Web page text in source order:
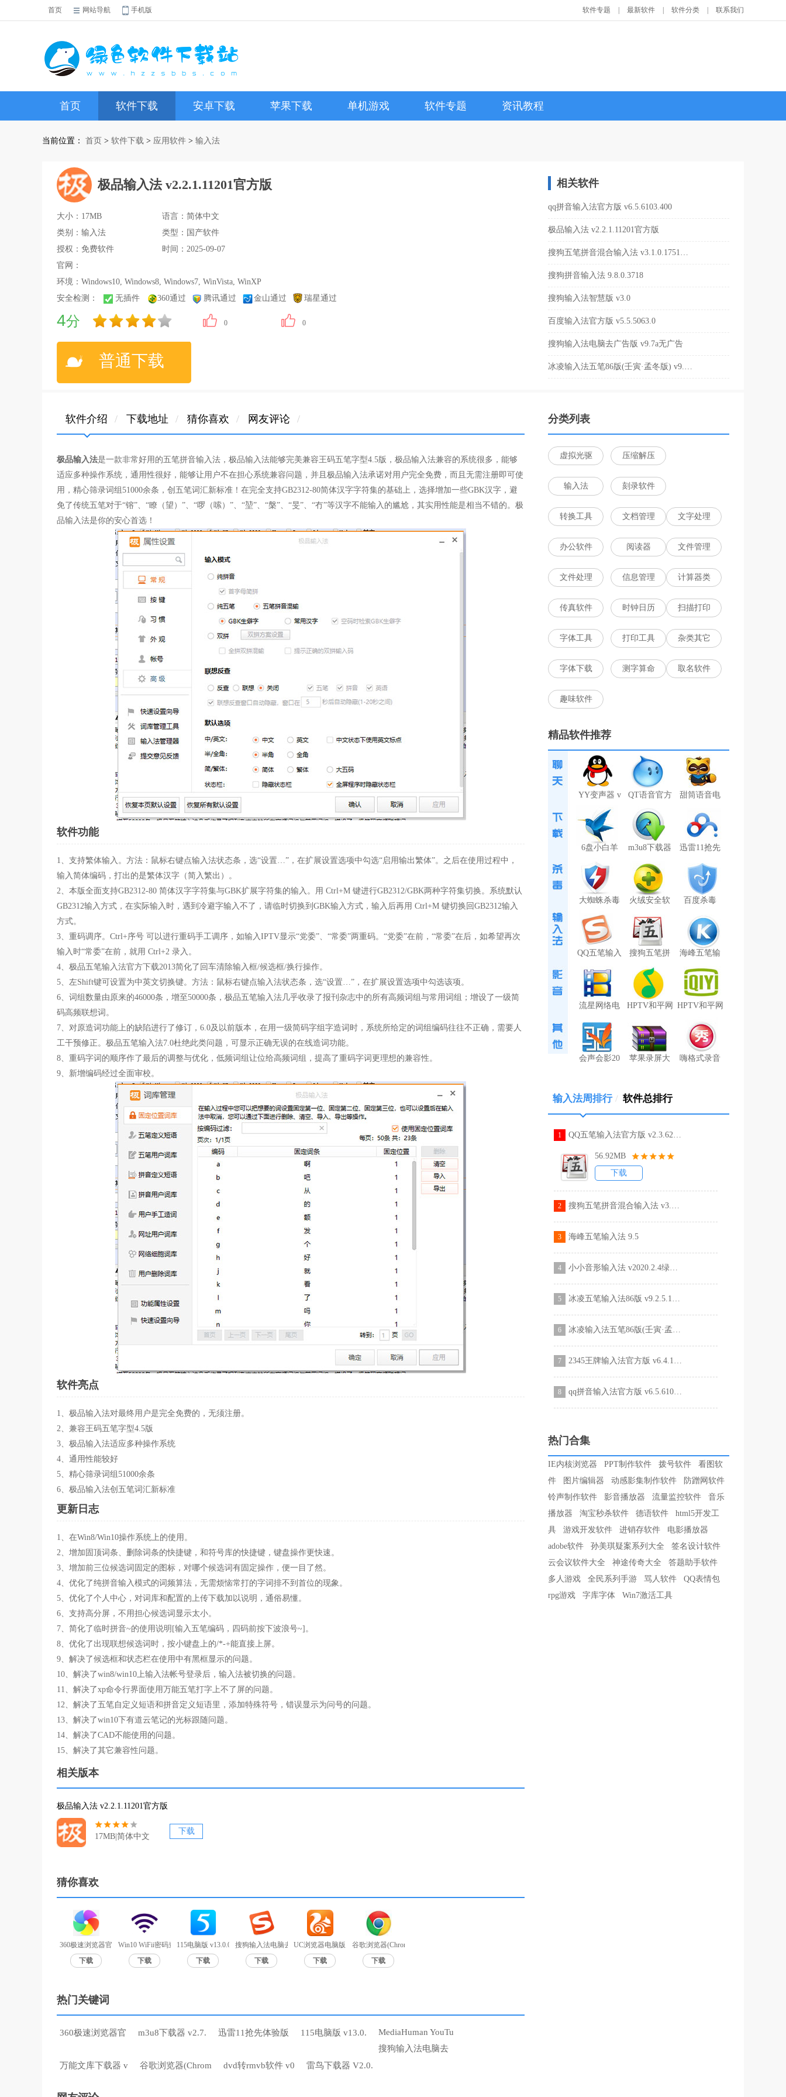
首页 网站导航 手机版 软件专题 最新软件 软件分类 联系我们
首页 软件下载 安卓下载 苹果下载 单机游戏 软件专题 资讯教程
当前位置： 首页 > 软件下载 > 应用软件 > 输入法
极品输入法 v2.2.1.11201官方版
大小：17MB
语言：简体中文
类别：输入法
类型：国产软件
授权：免费软件
时间：2025-09-07
官网：
环境：Windows10, Windows8, Windows7, WinVista, WinXP
安全检测：
无插件 360通过 腾讯通过 金山通过 瑞星通过
0 0
4分
普通下载
相关软件
qq拼音输入法官方版 v6.5.6103.400
极品输入法 v2.2.1.11201官方版
搜狗五笔拼音混合输入法 v3.1.0.1751官方版
搜狗拼音输入法 9.8.0.3718
搜狗输入法智慧版 v3.0
百度输入法官方版 v5.5.5063.0
搜狗输入法电脑去广告版 v9.7a无广告
冰凌输入法五笔86版(壬寅·孟冬版) v9.4.25.3698官方版
软件介绍 / 下载地址 / 猜你喜欢 / 网友评论 /
极品输入法是一款非常好用的五笔拼音输入法，极品输入法能够完美兼容王码五笔字型4.5版，极品输入法兼容的系统很多，能够
适应多种操作系统，通用性很好，能够让用户不在担心系统兼容问题，并且极品输入法承诺对用户完全免费，而且无需注册即可使
用，精心筛录词组51000余条，创五笔词汇新标准！在完全支持GB2312-80简体汉字字符集的基础上，选择增加一些GBK汉字，避
免了传统五笔对于“镕”、“瞭（望）”、“啰（嗦）”、“堃”、“槃”、“旻”、“冇”等汉字不能输入的尴尬，其实用性能是相当不错的。极
品输入法是你的安心首选！
软件功能
1、支持繁体输入。方法：鼠标右键点输入法状态条，选“设置…”，在扩展设置选项中勾选“启用输出繁体”。之后在使用过程中，
输入简体编码，打出的是繁体汉字（简入繁出）。
2、本版全面支持GB2312-80 简体汉字字符集与GBK扩展字符集的输入。用 Ctrl+M 键进行GB2312/GBK两种字符集切换。系统默认
GB2312输入方式，在实际输入时，遇到冷避字输入不了，请临时切换到GBK输入方式，输入后再用 Ctrl+M 键切换回GB2312输入
方式。
3、重码调序。Ctrl+序号 可以进行重码手工调序，如输入IPTV显示“党委”、“常委”两重码。“党委”在前，“常委”在后，如希望再次
输入时“常委”在前，就用 Ctrl+2 录入。
4、极品五笔输入法官方下载2013简化了回车清除输入框/候选框/换行操作。
5、左Shift键可设置为中英文切换键。方法：鼠标右键点输入法状态条，选“设置…”，在扩展设置选项中勾选该项。
6、词组数量由原来的46000条，增至50000条，极品五笔输入法几乎收录了报刊杂志中的所有高频词组与常用词组；增设了一级简
码高频联想词。
7、对原造词功能上的缺陷进行了修订，6.0及以前版本，在用一级简码字组字造词时，系统所给定的词组编码往往不正确，需要人
工干预修正。极品五笔输入法7.0杜绝此类问题，可显示正确无误的在线造词功能。
8、重码字词的顺序作了最后的调整与优化，低频词组让位给高频词组，提高了重码字词更理想的兼容性。
9、新增编码经过全面审校。
软件亮点
1、极品输入法对最终用户是完全免费的，无须注册。
2、兼容王码五笔字型4.5版
3、极品输入法适应多种操作系统
4、通用性能较好
5、精心筛录词组51000余条
6、极品输入法创五笔词汇新标准
更新日志
1、在Win8/Win10操作系统上的使用。
2、增加固顶词条、删除词条的快捷键，和符号库的快捷键，键盘操作更快速。
3、增加前三位候选词固定的图标，对哪个候选词有固定操作，便一目了然。
4、优化了纯拼音输入模式的词频算法，无需烦恼常打的字词排不到首位的现象。
5、优化了个人中心，对词库和配置的上传下载加以说明，通俗易懂。
6、支持高分屏，不用担心候选词显示太小。
7、简化了临时拼音~的使用说明[输入五笔编码，四码前按下波浪号~]。
8、优化了出现联想候选词时，按小键盘上的/*-+能直接上屏。
9、解决了候选框和状态栏在使用中有黑框显示的问题。
10、解决了win8/win10上输入法帐号登录后，输入法被切换的问题。
11、解决了xp命令行界面使用万能五笔打字上不了屏的问题。
12、解决了五笔自定义短语和拼音定义短语里，添加特殊符号，错误显示为问号的问题。
13、解决了win10下有道云笔记的光标跟随问题。
14、解决了CAD不能使用的问题。
15、解决了其它兼容性问题。
相关版本
极品输入法 v2.2.1.11201官方版
17MB|简体中文
下载
猜你喜欢
360极速浏览器官方版 v12.0.1524.0
下载
Win10 WiFii密码查询工具 V1.0
下载
115电脑版 v13.0.0.2官方版
下载
搜狗输入法电脑去广告版 v9.7a无广告
下载
UC浏览器电脑版 v6.2.4098.3
下载
谷歌浏览器(Chrome浏览器)中文绿色版 v85.0.4183.121
下载
热门关键词
360极速浏览器官 m3u8下载器 v2.7. 迅雷11抢先体验版 115电脑版 v13.0.
MediaHuman YouTu
搜狗输入法电脑去
万能文库下载器 v
谷歌浏览器(Chrom dvd转rmvb软件 v0 雷鸟下载器 V2.0.
分类列表
虚拟光驱 压缩解压
输入法 刻录软件
转换工具 文档管理 文字处理
办公软件 阅读器 文件管理
文件处理 信息管理 计算器类
传真软件 时钟日历 扫描打印
字体工具 打印工具 杂类其它
字体下载 测字算命 取名软件
趣味软件
精品软件推荐
YY变声器 v QT语音官方 甜筒语音电
6盘小白羊 m3u8下载器 迅雷11抢先
大蜘蛛杀毒 火绒安全软 百度杀毒
QQ五笔输入 搜狗五笔拼 海峰五笔输
流星网络电 HPTV和平网 HPTV和平网
会声会影20 苹果录屏大 嗨格式录音
输入法周排行 / 软件总排行
1 QQ五笔输入法官方版 v2.3.622.40
56.92MB
下载
2 搜狗五笔拼音混合输入法 v3.1.0.1751官方版
3 海峰五笔输入法 9.5
4 小小音形输入法 v2020.2.4绿色版
5 冰凌五笔输入法86版 v9.2.5.191224
6 冰凌输入法五笔86版(壬寅·孟冬版) v9.4.25.3698官方版
7 2345王牌输入法官方版 v6.4.1.7507
8 qq拼音输入法官方版 v6.5.6103.400
热门合集
IE内核浏览器 PPT制作软件 拨号软件
看图软
件
图片编辑器 动感影集制作软件
防蹭网软件
铃声制作软件
影音播放器 流量监控软件
音乐
播放器
淘宝秒杀软件 德语软件
html5开发工
具
游戏开发软件 进销存软件
电影播放器
adobe软件
孙美琪疑案系列大全
签名设计软件
云会议软件大全
神途传奇大全
答题助手软件
多人游戏
全民系列手游 骂人软件
QQ表情包
rpg游戏
字库字体 Win7激活工具